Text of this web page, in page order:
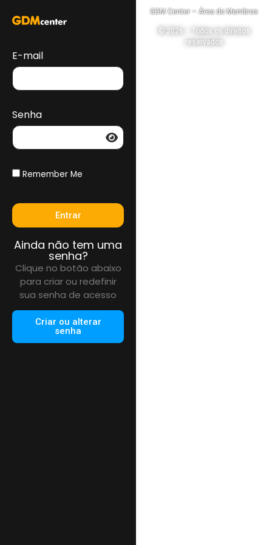
GDM Center – Área de Membros
© 2026 – Todos os direitos
reservados
E-mail
Senha
Remember Me
Entrar
Ainda não tem uma
senha?
Clique no botão abaixo
para criar ou redefinir
sua senha de acesso
Criar ou alterar
senha